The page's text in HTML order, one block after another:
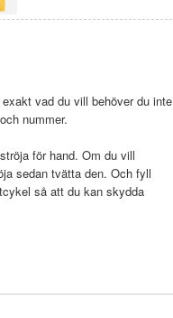
vad du vill behöver du inte
nummer.
för hand. Om du vill
sedan tvätta den. Och fyll
så att du kan skydda